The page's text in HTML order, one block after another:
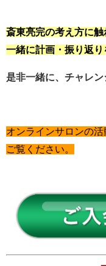
斎東亮完の考え方に触
一緒に計画・振り返り
是非一緒に、チャレン
オンラインサロンの活
ご覧ください。